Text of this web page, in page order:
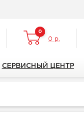
0
0 р.
СЕРВИСНЫЙ ЦЕНТР